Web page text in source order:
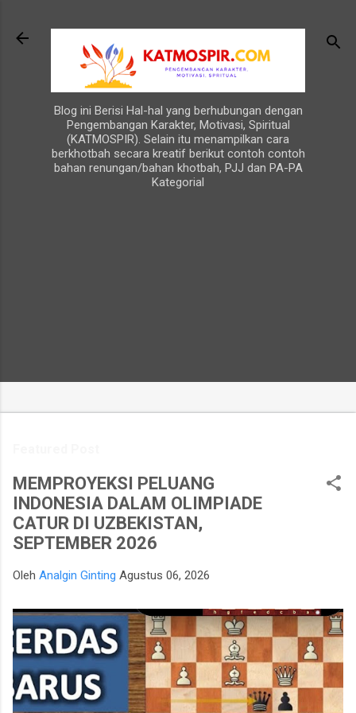
Blog ini Berisi Hal-hal yang berhubungan dengan
Pengembangan Karakter, Motivasi, Spiritual
(KATMOSPIR). Selain itu menampilkan cara
berkhotbah secara kreatif berikut contoh contoh
bahan renungan/bahan khotbah, PJJ dan PA-PA
Kategorial
MEMPROYEKSI PELUANG
INDONESIA DALAM OLIMPIADE
CATUR DI UZBEKISTAN,
SEPTEMBER 2026
Oleh Analgin Ginting Agustus 06, 2026